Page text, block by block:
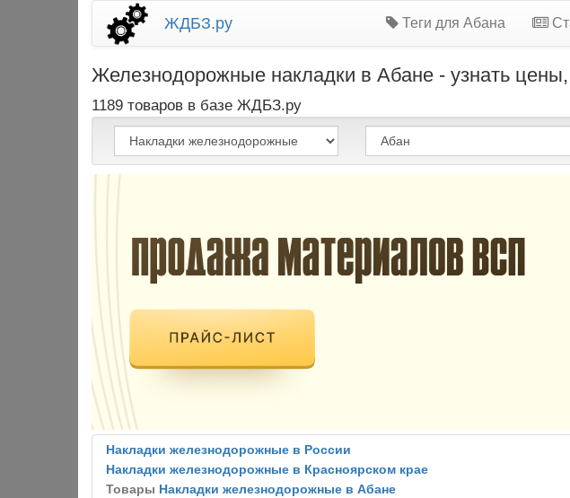
ЖДБЗ.ру Теги для Абана
Железнодорожные накладки в Абане - узнать
1189 товаров в базе ЖДБЗ.ру
Накладки железнодорожные в России
Накладки железнодорожные в Красноярском крае
Товары Накладки железнодорожные в Абане